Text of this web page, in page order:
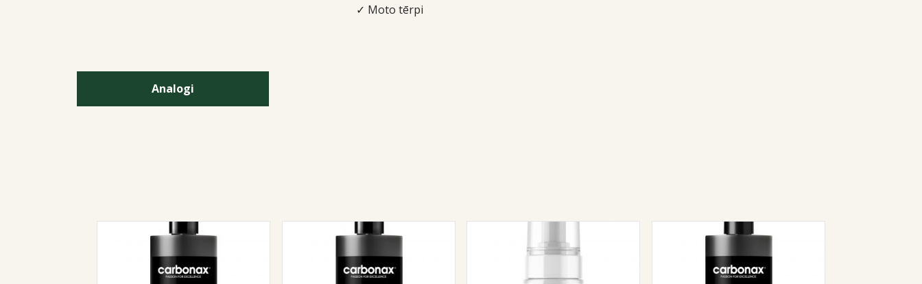
✓ Moto tērpi
Analogi